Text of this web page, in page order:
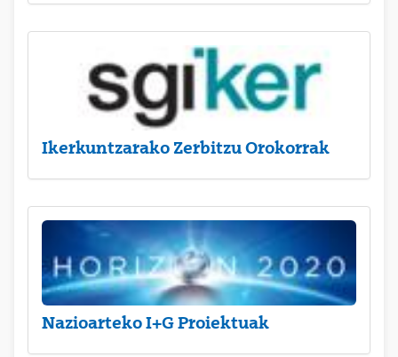
Ikerkuntzarako Zerbitzu Orokorrak
Nazioarteko I+G Proiektuak